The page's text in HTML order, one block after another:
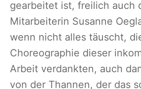
gearbeitet ist, freilich auch
Mitarbeiterin Susanne
wenn nicht alles täuscht,
Choreographie dieser
Arbeit verdankten, auch
von der Thannen, der das